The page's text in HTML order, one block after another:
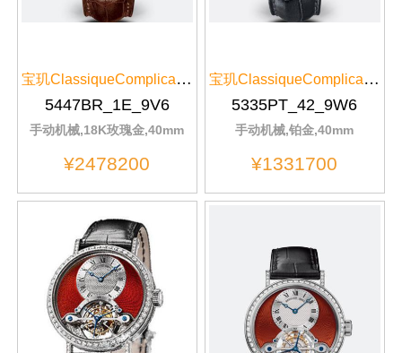
宝玑ClassiqueComplications经典...
5447BR_1E_9V6
手动机械,18K玫瑰金,40mm
¥2478200
宝玑ClassiqueComplications经典...
5335PT_42_9W6
手动机械,铂金,40mm
¥1331700